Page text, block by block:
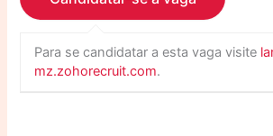
Para se candidatar a esta vaga visite
mz.zohorecruit.com.